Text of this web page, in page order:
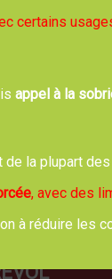
du
moins de 12
certains
appel à la
de la plupart
, avec des
à réduire les